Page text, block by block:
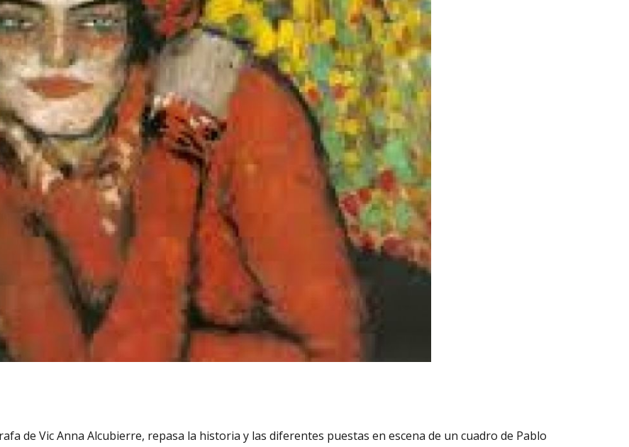
de Vic Anna Alcubierre, repasa la historia y las diferentes puestas en escena de un cuadro de Pablo